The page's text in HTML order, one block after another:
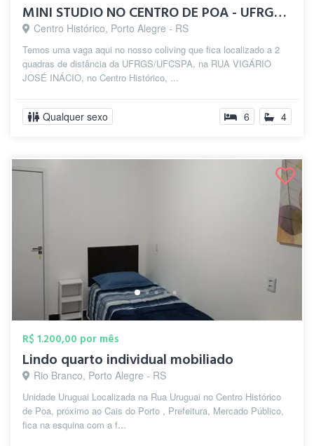
MINI STUDIO NO CENTRO DE POA - UFRGS/UFC...
Centro Histórico, Porto Alegre - RS
Temos uma vaga aqui no nosso coliving que fica localizado a 2
quadras de distância da UFRGS/UFCSPA, na RUA VIGÁRIO
JOSÉ INÁCIO, no Centro Histórico, ...
Qualquer sexo 6 4
R$ 1.200,00 por mês
Lindo quarto individual mobiliado
Rio Branco, Porto Alegre - RS
Unidade Uruguai Localizada na Rua Uruguai no Centro Histórico
de Poa, próximo ao Cais do Porto , Prefeitura, Mercado Público,
fica na esquina com a f...